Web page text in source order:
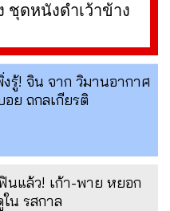
ชุดหนังดำเว้าข้าง
รู้! จิน จาก วิมานอากาศ
อย ถกลเกียรติ
นแล้ว! เก้า-พาย หยอก
น รสกาล